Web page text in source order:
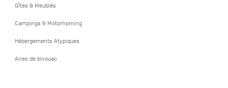
Gîtes & Meublés
Campings & Motorhoming
Hébergements Atypiques
Aires de bivouac